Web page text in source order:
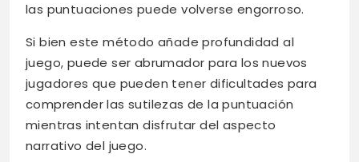
las puntuaciones puede volverse engorroso.
Si bien este método añade profundidad al
juego, puede ser abrumador para los nuevos
jugadores que pueden tener dificultades para
comprender las sutilezas de la puntuación
mientras intentan disfrutar del aspecto
narrativo del juego.